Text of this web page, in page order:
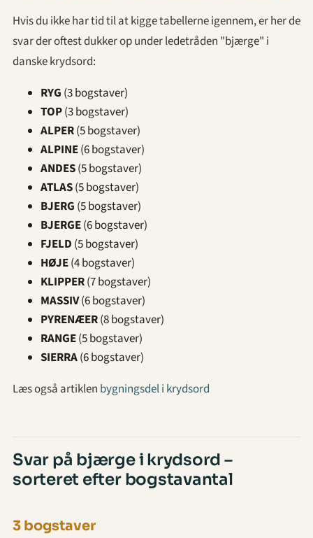
Hvis du ikke har tid til at kigge tabellerne igennem, er her de
svar der oftest dukker op under ledetråden "bjærge" i
danske krydsord:
RYG (3 bogstaver)
TOP(3 bogstaver)
ALPER(5 bogstaver)
ALPINE(6 bogstaver)
ANDES(5 bogstaver)
ATLAS(5 bogstaver)
BJERG (5 bogstaver)
BJERGE(6 bogstaver)
FJELD (5 bogstaver)
HØJE(4 bogstaver)
KLIPPER(7 bogstaver)
MASSIV(6 bogstaver)
PYRENÆER(8 bogstaver)
RANGE(5 bogstaver)
SIERRA(6 bogstaver)
Læs også artiklen bygningsdel i krydsord
Svar på bjærge i krydsord –
sorteret efter bogstavantal
3 bogstaver